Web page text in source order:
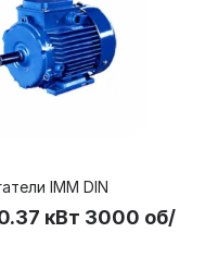
IMM DIN
кВт 3000 об/